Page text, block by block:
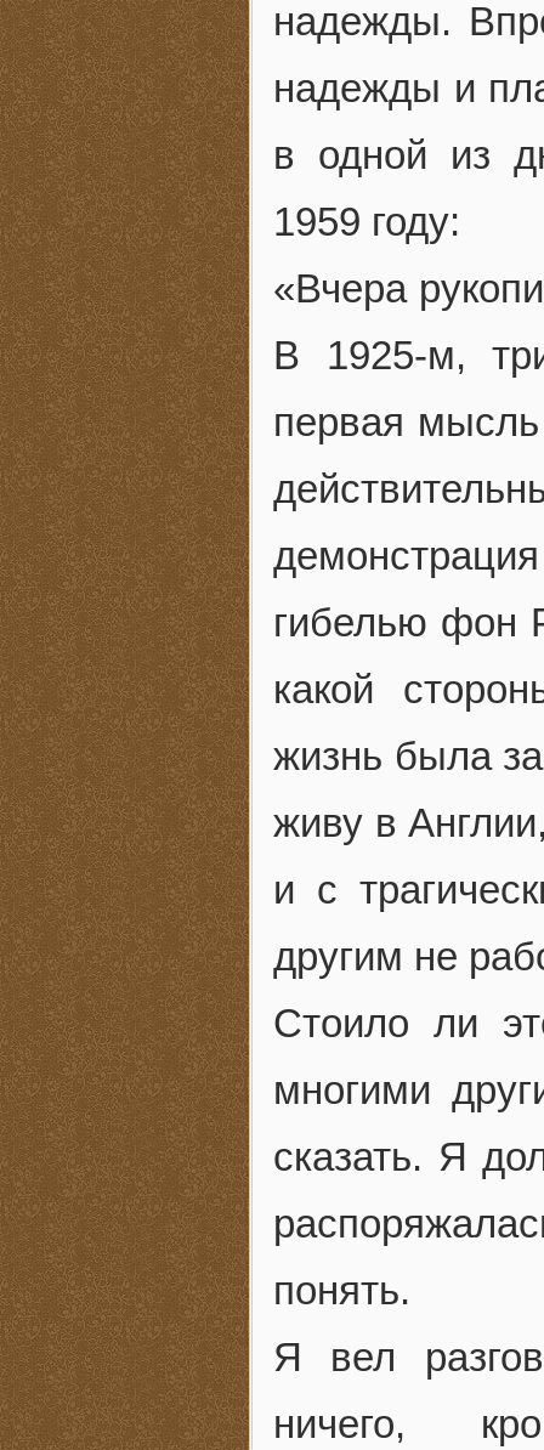
надежды.
надежды и
в одной из
1959 году:
«Вчера
В 1925-м,
первая
гибелью фон
какой
жизнь была
живу в
и с
другим не
Стоило ли
многими
сказать. Я
понять.
Я вел
ничего,